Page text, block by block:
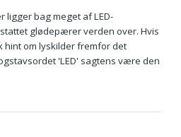
ligger bag meget af LED-
glødepærer verden over. Hvis
hint om lyskilder fremfor det
'LED' sagtens være den